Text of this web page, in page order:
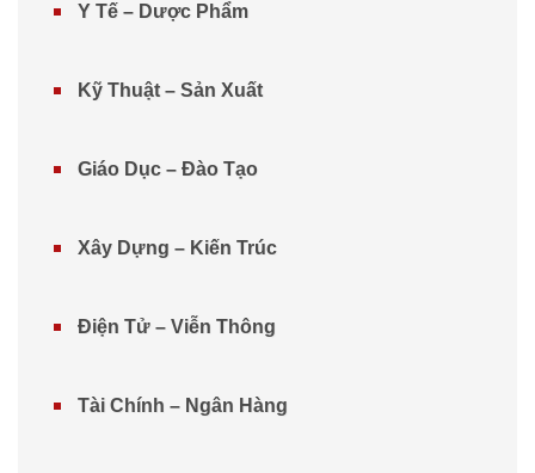
Y Tế – Dược Phẩm
Kỹ Thuật – Sản Xuất
Giáo Dục – Đào Tạo
Xây Dựng – Kiến Trúc
Điện Tử – Viễn Thông
Tài Chính – Ngân Hàng